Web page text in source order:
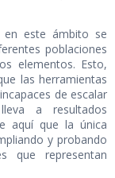
en este ámbito se
poblaciones
elementos. Esto,
las herramientas
de escalar
a resultados
aquí que la única
y probando
que representan